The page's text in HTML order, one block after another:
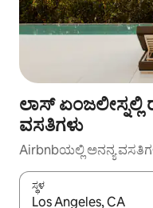
ಲಾಸ್
ವಸತಿಗಳು
Airbnbಯಲ್ಲಿ ಅನನ್ಯ
ಸ್ಥಳ
ಫಲಿತಾಂಶಗಳು